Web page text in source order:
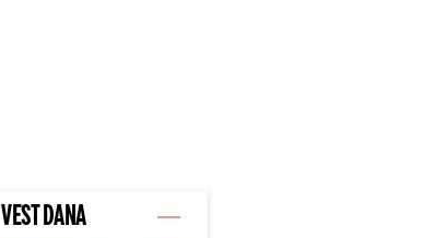
VEST DANA